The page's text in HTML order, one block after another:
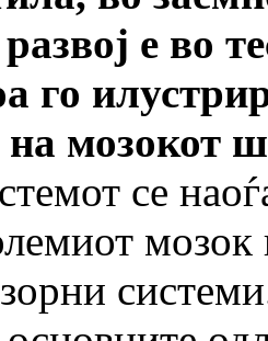
е во
го
на мозокот
се
мозок